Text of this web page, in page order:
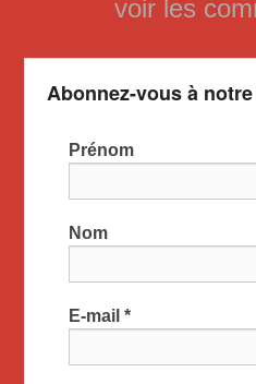
voir les
Abonnez-vous à
Prénom
Nom
E-mail*